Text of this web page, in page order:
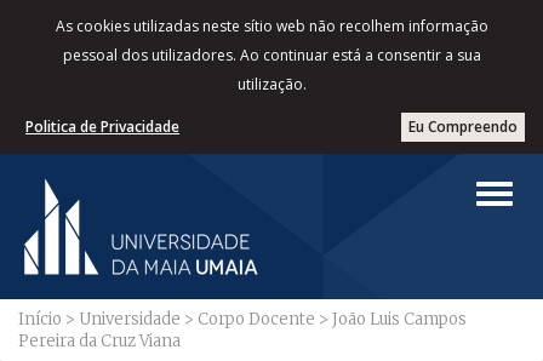
As cookies utilizadas neste sítio web não recolhem informação
pessoal dos utilizadores. Ao continuar está a consentir a sua
utilização.
Eu Compreendo
Politica de Privacidade
Início > Universidade > Corpo Docente > João Luis Campos
Pereira da Cruz Viana